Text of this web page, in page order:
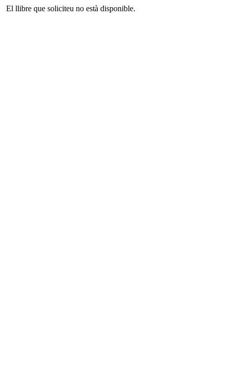
El llibre que soliciteu no està disponible.